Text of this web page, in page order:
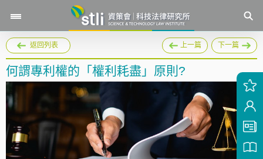
返回列表 上一篇 下一篇
何謂專利權的「權利耗盡」原則?